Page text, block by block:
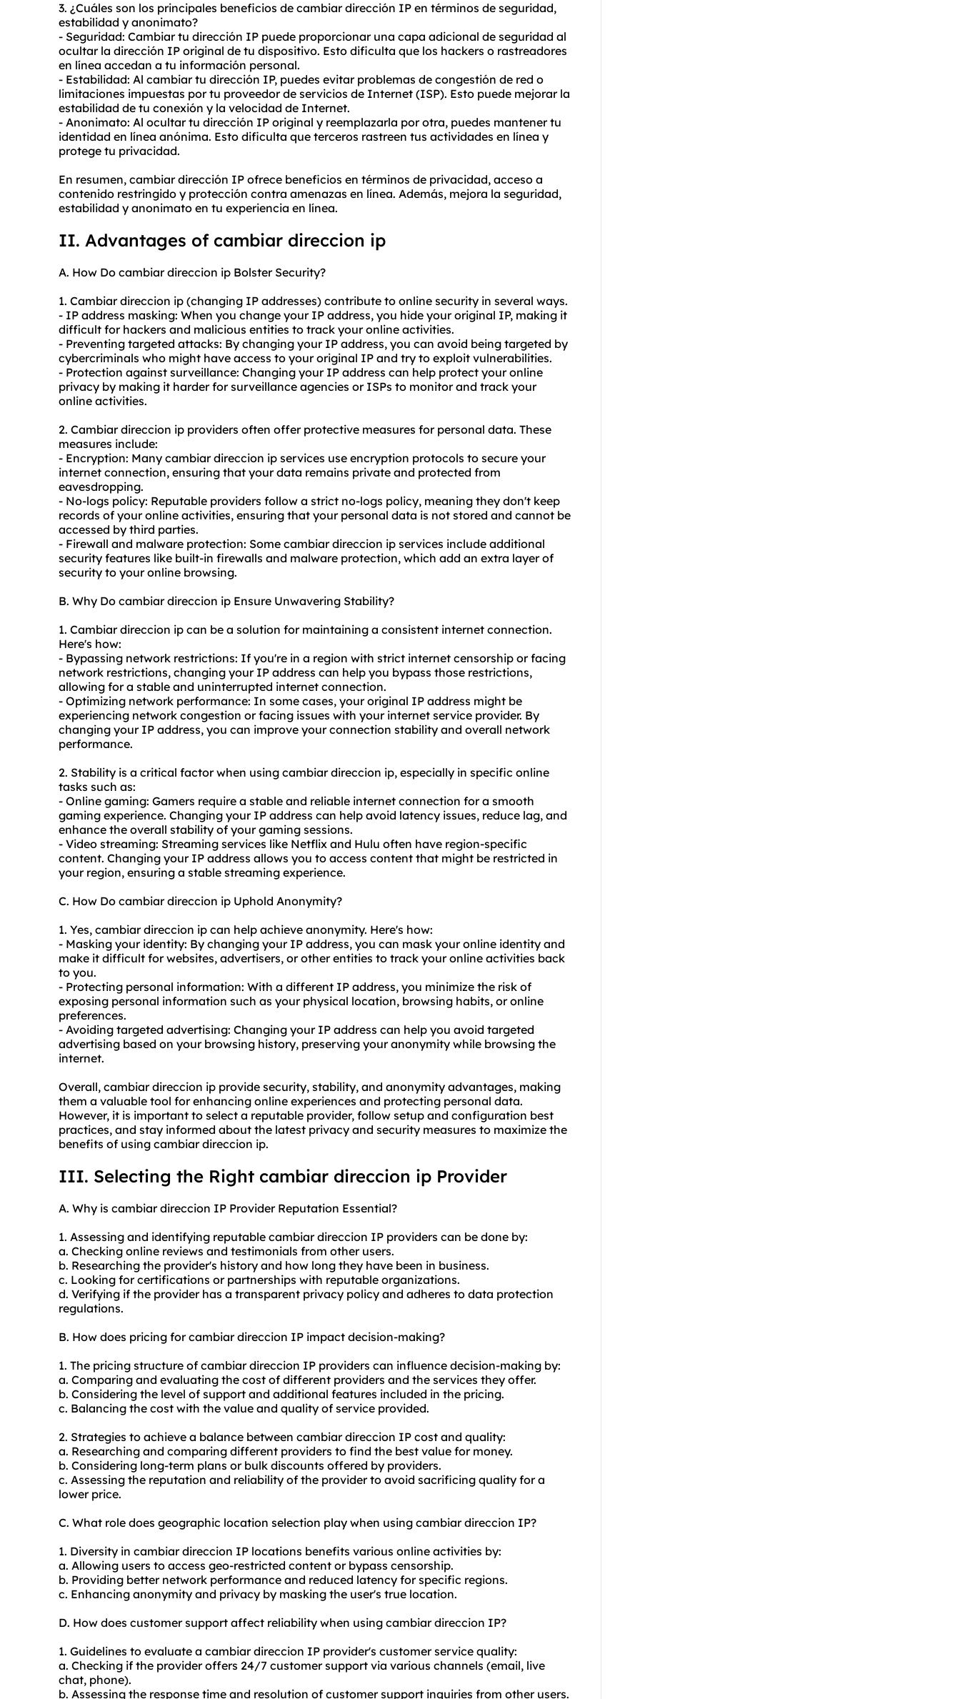
3. ¿Cuáles son los principales beneficios de cambiar dirección IP en términos de seguridad,
estabilidad y anonimato?
- Seguridad: Cambiar tu dirección IP puede proporcionar una capa adicional de seguridad al
ocultar la dirección IP original de tu dispositivo. Esto dificulta que los hackers o rastreadores
en línea accedan a tu información personal.
- Estabilidad: Al cambiar tu dirección IP, puedes evitar problemas de congestión de red o
limitaciones impuestas por tu proveedor de servicios de Internet (ISP). Esto puede mejorar la
estabilidad de tu conexión y la velocidad de Internet.
- Anonimato: Al ocultar tu dirección IP original y reemplazarla por otra, puedes mantener tu
identidad en línea anónima. Esto dificulta que terceros rastreen tus actividades en línea y
protege tu privacidad.
En resumen, cambiar dirección IP ofrece beneficios en términos de privacidad, acceso a
contenido restringido y protección contra amenazas en línea. Además, mejora la seguridad,
estabilidad y anonimato en tu experiencia en línea.
II. Advantages of cambiar direccion ip
A. How Do cambiar direccion ip Bolster Security?
1. Cambiar direccion ip (changing IP addresses) contribute to online security in several ways.
- IP address masking: When you change your IP address, you hide your original IP, making it
difficult for hackers and malicious entities to track your online activities.
- Preventing targeted attacks: By changing your IP address, you can avoid being targeted by
cybercriminals who might have access to your original IP and try to exploit vulnerabilities.
- Protection against surveillance: Changing your IP address can help protect your online
privacy by making it harder for surveillance agencies or ISPs to monitor and track your
online activities.
2. Cambiar direccion ip providers often offer protective measures for personal data. These
measures include:
- Encryption: Many cambiar direccion ip services use encryption protocols to secure your
internet connection, ensuring that your data remains private and protected from
eavesdropping.
- No-logs policy: Reputable providers follow a strict no-logs policy, meaning they don't keep
records of your online activities, ensuring that your personal data is not stored and cannot be
accessed by third parties.
- Firewall and malware protection: Some cambiar direccion ip services include additional
security features like built-in firewalls and malware protection, which add an extra layer of
security to your online browsing.
B. Why Do cambiar direccion ip Ensure Unwavering Stability?
1. Cambiar direccion ip can be a solution for maintaining a consistent internet connection.
Here's how:
- Bypassing network restrictions: If you're in a region with strict internet censorship or facing
network restrictions, changing your IP address can help you bypass those restrictions,
allowing for a stable and uninterrupted internet connection.
- Optimizing network performance: In some cases, your original IP address might be
experiencing network congestion or facing issues with your internet service provider. By
changing your IP address, you can improve your connection stability and overall network
performance.
2. Stability is a critical factor when using cambiar direccion ip, especially in specific online
tasks such as:
- Online gaming: Gamers require a stable and reliable internet connection for a smooth
gaming experience. Changing your IP address can help avoid latency issues, reduce lag, and
enhance the overall stability of your gaming sessions.
- Video streaming: Streaming services like Netflix and Hulu often have region-specific
content. Changing your IP address allows you to access content that might be restricted in
your region, ensuring a stable streaming experience.
C. How Do cambiar direccion ip Uphold Anonymity?
1. Yes, cambiar direccion ip can help achieve anonymity. Here's how:
- Masking your identity: By changing your IP address, you can mask your online identity and
make it difficult for websites, advertisers, or other entities to track your online activities back
to you.
- Protecting personal information: With a different IP address, you minimize the risk of
exposing personal information such as your physical location, browsing habits, or online
preferences.
- Avoiding targeted advertising: Changing your IP address can help you avoid targeted
advertising based on your browsing history, preserving your anonymity while browsing the
internet.
Overall, cambiar direccion ip provide security, stability, and anonymity advantages, making
them a valuable tool for enhancing online experiences and protecting personal data.
However, it is important to select a reputable provider, follow setup and configuration best
practices, and stay informed about the latest privacy and security measures to maximize the
benefits of using cambiar direccion ip.
III. Selecting the Right cambiar direccion ip Provider
A. Why is cambiar direccion IP Provider Reputation Essential?
1. Assessing and identifying reputable cambiar direccion IP providers can be done by:
a. Checking online reviews and testimonials from other users.
b. Researching the provider's history and how long they have been in business.
c. Looking for certifications or partnerships with reputable organizations.
d. Verifying if the provider has a transparent privacy policy and adheres to data protection
regulations.
B. How does pricing for cambiar direccion IP impact decision-making?
1. The pricing structure of cambiar direccion IP providers can influence decision-making by:
a. Comparing and evaluating the cost of different providers and the services they offer.
b. Considering the level of support and additional features included in the pricing.
c. Balancing the cost with the value and quality of service provided.
2. Strategies to achieve a balance between cambiar direccion IP cost and quality:
a. Researching and comparing different providers to find the best value for money.
b. Considering long-term plans or bulk discounts offered by providers.
c. Assessing the reputation and reliability of the provider to avoid sacrificing quality for a
lower price.
C. What role does geographic location selection play when using cambiar direccion IP?
1. Diversity in cambiar direccion IP locations benefits various online activities by:
a. Allowing users to access geo-restricted content or bypass censorship.
b. Providing better network performance and reduced latency for specific regions.
c. Enhancing anonymity and privacy by masking the user's true location.
D. How does customer support affect reliability when using cambiar direccion IP?
1. Guidelines to evaluate a cambiar direccion IP provider's customer service quality:
a. Checking if the provider offers 24/7 customer support via various channels (email, live
chat, phone).
b. Assessing the response time and resolution of customer support inquiries from other users.